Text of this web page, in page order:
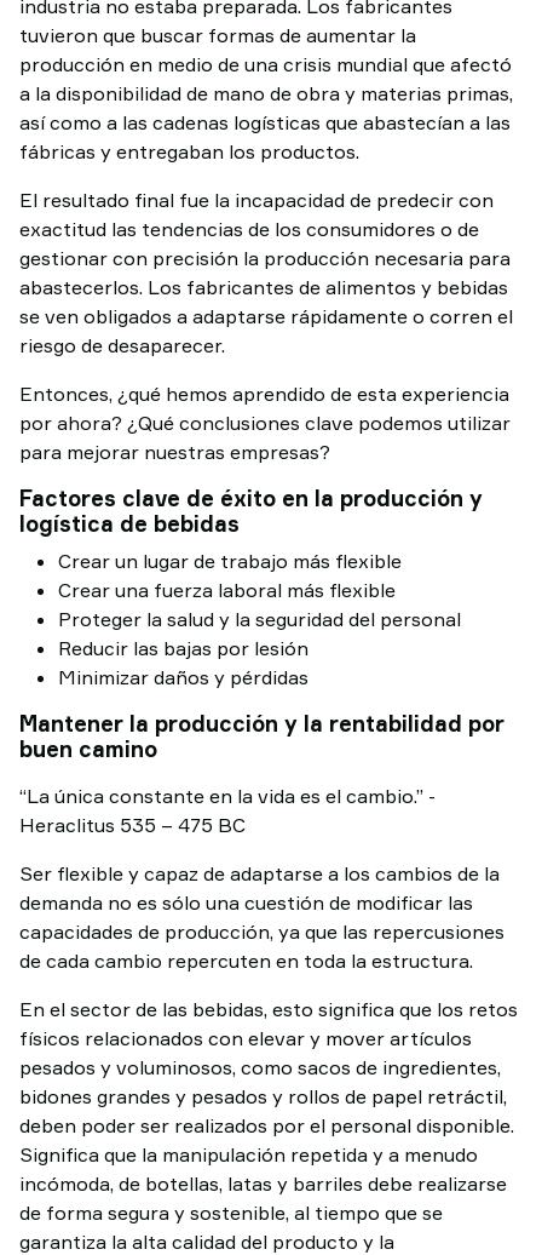
industria no estaba preparada. Los fabricantes
tuvieron que buscar formas de aumentar la
producción en medio de una crisis mundial que afectó
a la disponibilidad de mano de obra y materias primas,
así como a las cadenas logísticas que abastecían a las
fábricas y entregaban los productos.
El resultado final fue la incapacidad de predecir con
exactitud las tendencias de los consumidores o de
gestionar con precisión la producción necesaria para
abastecerlos. Los fabricantes de alimentos y bebidas
se ven obligados a adaptarse rápidamente o corren el
riesgo de desaparecer.
Entonces, ¿qué hemos aprendido de esta experiencia
por ahora? ¿Qué conclusiones clave podemos utilizar
para mejorar nuestras empresas?
Factores clave de éxito en la producción y
logística de bebidas
Crear un lugar de trabajo más flexible
Crear una fuerza laboral más flexible
Proteger la salud y la seguridad del personal
Reducir las bajas por lesión
Minimizar daños y pérdidas
Mantener la producción y la rentabilidad por
buen camino
“La única constante en la vida es el cambio.” -
Heraclitus 535 – 475 BC
Ser flexible y capaz de adaptarse a los cambios de la
demanda no es sólo una cuestión de modificar las
capacidades de producción, ya que las repercusiones
de cada cambio repercuten en toda la estructura.
En el sector de las bebidas, esto significa que los retos
físicos relacionados con elevar y mover artículos
pesados y voluminosos, como sacos de ingredientes,
bidones grandes y pesados y rollos de papel retráctil,
deben poder ser realizados por el personal disponible.
Significa que la manipulación repetida y a menudo
incómoda, de botellas, latas y barriles debe realizarse
de forma segura y sostenible, al tiempo que se
garantiza la alta calidad del producto y la